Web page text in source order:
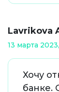
Lavrikova
13 марта
Хочу
банке.